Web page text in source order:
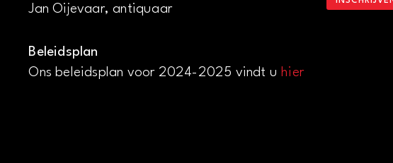
Jan Oijevaar, antiquaar
Beleidsplan
Ons beleidsplan voor 2024-2025 vindt u hier